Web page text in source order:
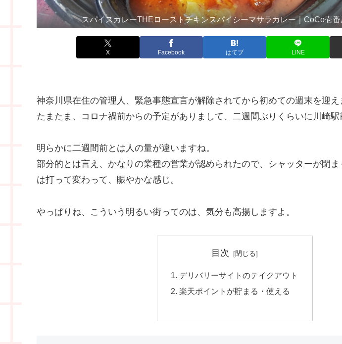
スパイスカレーTHEローストチキンスパイシーマサラカレー｜CoCo壱番
X Facebook はてブ LINE
神奈川県在住の管理人、緊急事態宣言が解除されてから初めての週末を迎え
たまたま、コロナ禍前からの予定がありまして、二週間ぶりくらいに川崎駅
明らかに二週間前とは人の量が違いますね。
部分的とは言え、かなりの業種の営業が認められたので、シャッターが閉ま
は打って変わって、賑やかな感じ。
やっぱりね、こういう明るい街ってのは、気分も高揚しますよ。
目次
デリバリーサイトのテイクアウト
楽天ポイントが貯まる・使える